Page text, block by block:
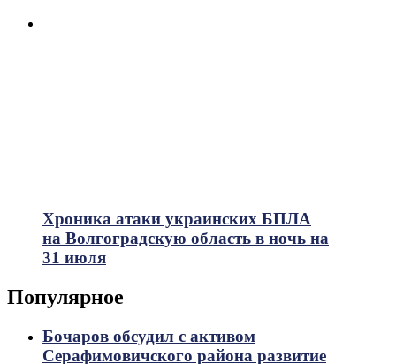
Хроника атаки украинских БПЛА
на Волгоградскую область в ночь на
31 июля
Популярное
Бочаров обсудил с активом
Серафимовичского района развитие